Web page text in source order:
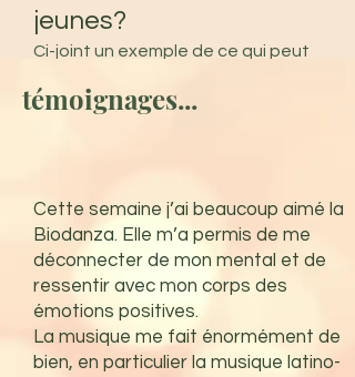
jeunes?
Ci-joint un exemple de ce qui peut
Vidéo d'un moment de team-
séances qui a contribué à
développer leur créativité, leur
confiance en eux et a fortifié les
relations dans le groupe.
témoignages...
Cette semaine j’ai beaucoup aimé la
Biodanza. Elle m’a permis de me
déconnecter de mon mental et de
ressentir avec mon corps des
émotions positives.
La musique me fait énormément de
bien, en particulier la musique latino-